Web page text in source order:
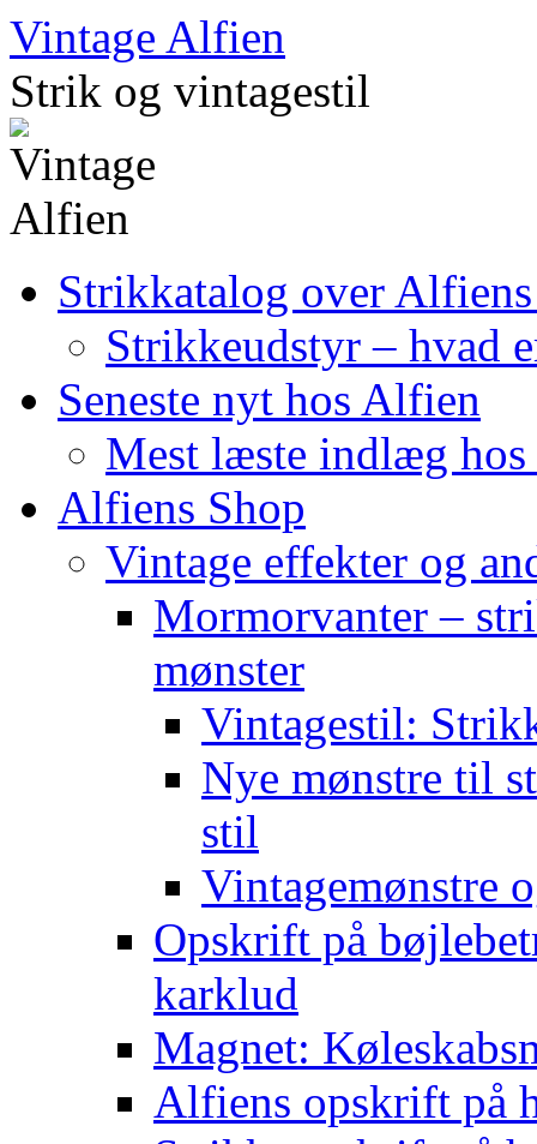
Skip
to
content
Vintage Alfien
Strik og vintagestil
Strikkatalog over
Strikkeudstyr – hvad
Seneste nyt hos Alfien
Mest læste indlæg
Alfiens Shop
Vintage effekter og
Mormorvanter –
mønster
Vintagestil:
Nye mønstre til
stil
Vintagemønstre
Opskrift på
karklud
Magnet:
Alfiens opskrift på